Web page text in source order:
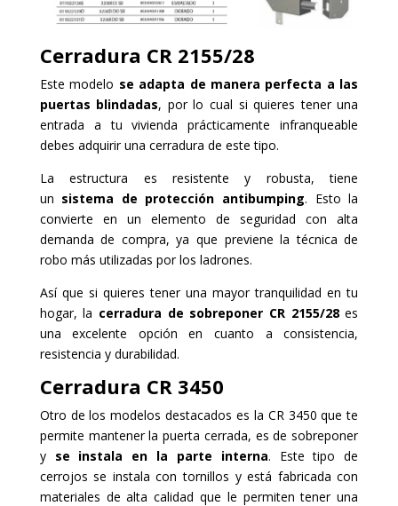
Cerradura CR 2155/28
Este modelo se adapta de manera perfecta a las
puertas blindadas, por lo cual si quieres tener una
entrada a tu vivienda prácticamente infranqueable
debes adquirir una cerradura de este tipo.
La estructura es resistente y robusta, tiene
un sistema de protección antibumping. Esto la
convierte en un elemento de seguridad con alta
demanda de compra, ya que previene la técnica de
robo más utilizadas por los ladrones.
Así que si quieres tener una mayor tranquilidad en tu
hogar, la cerradura de sobreponer CR 2155/28es
una excelente opción en cuanto a consistencia,
resistencia y durabilidad.
Cerradura CR 3450
Otro de los modelos destacados es la CR 3450 que te
permite mantener la puerta cerrada, es de sobreponer
y se instala en la parte interna. Este tipo de
cerrojos se instala con tornillos y está fabricada con
materiales de alta calidad que le permiten tener una